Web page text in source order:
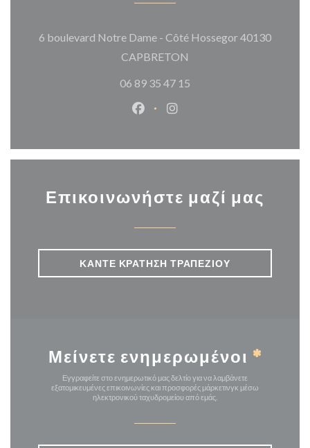
6 boulevard Notre Dame - Côté Hossegor 40130
CAPBRETON
06 89 35 47 15
Facebook ((ανοίγει σε νέο
Instagram ((ανοίγει σε
Επικοινωνήστε μαζί μας
ΚΆΝΤΕ ΚΡΆΤΗΣΗ ΤΡΑΠΕΖΙΟΎ
Μείνετε ενημερωμένοι *
Εγγραφείτε στο ενημερωτικό μας δελτίο για να λαμβάνετε
εξατομικευμένες επικοινωνίες και προσφορές μάρκετινγκ μέσω
ηλεκτρονικού ταχυδρομείου από εμάς.